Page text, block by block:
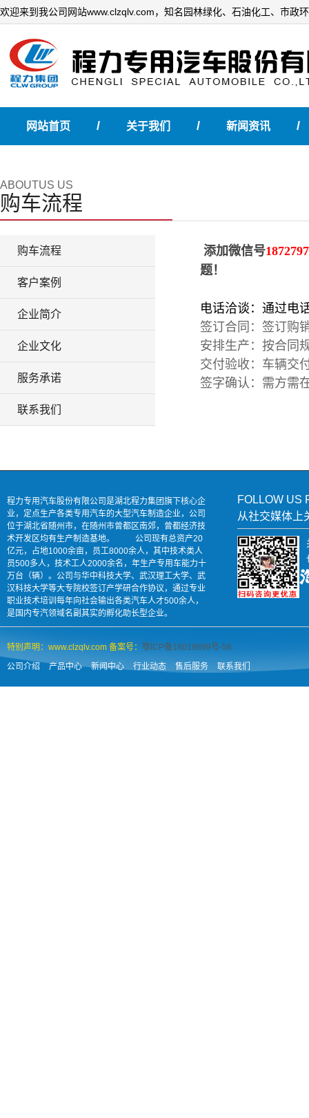
欢迎来到我公司网站www.clzqlv.com，知名园林绿化、石油化工、市政
网站首页 / 关于我们 / 新闻资讯 /
ABOUTUS US
购车流程
购车流程
客户案例
企业简介
企业文化
服务承诺
联系我们
添加微信号
题！
电话洽谈：通过电
签订合同：签订购
安排生产：按合同
交付验收：车辆交
签字确认：需方需
程力专用汽车股份有限公司是湖北程力集团旗下核心企
业，定点生产各类专用汽车的大型汽车制造企业，公司
位于湖北省随州市，在随州市曾都区南郊，曾都经济技
术开发区均有生产制造基地。 公司现有总资产20
亿元，占地1000余亩，员工8000余人，其中技术类人
员500多人，技术工人2000余名，年生产专用车能力十
万台（辆）。公司与华中科技大学、武汉理工大学、武
汉科技大学等大专院校签订产学研合作协议，通过专业
职业技术培训每年向社会输出各类汽车人才500余人，
是国内专汽领域名副其实的孵化助长型企业。
FOLLOW US
从社交媒体上
特别声明：www.clzqlv.com 备案号： 鄂ICP备18019899号-58
公司介绍
产品中心 新闻中心 行业动态 售后服务 联系我们